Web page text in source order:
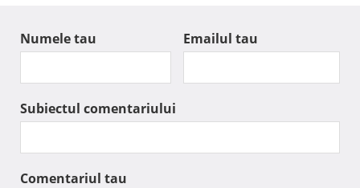
Numele tau Emailul tau
Subiectul comentariului
Comentariul tau